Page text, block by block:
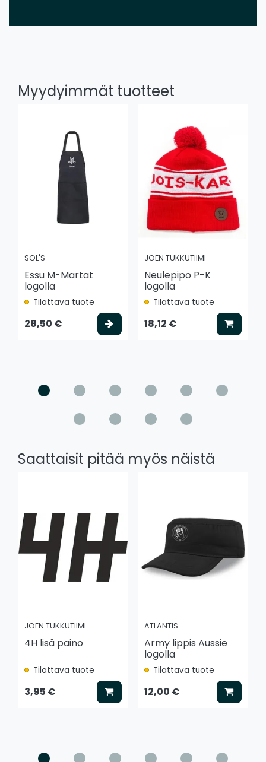
Myydyimmät tuotteet
SOL'S
Essu M-Martat
logolla
Tilattava tuote
28,50 € Valitse vaihtoehto
JOEN TUKKUTIIMI
Neulepipo P-K
logolla
Tilattava tuote
18,12 € Lisää
Saattaisit pitää myös näistä
JOEN TUKKUTIIMI
4H lisä paino
Tilattava tuote
3,95 € Lisää koriin
ATLANTIS
Army lippis Aussie
logolla
Tilattava tuote
12,00 € Lisää